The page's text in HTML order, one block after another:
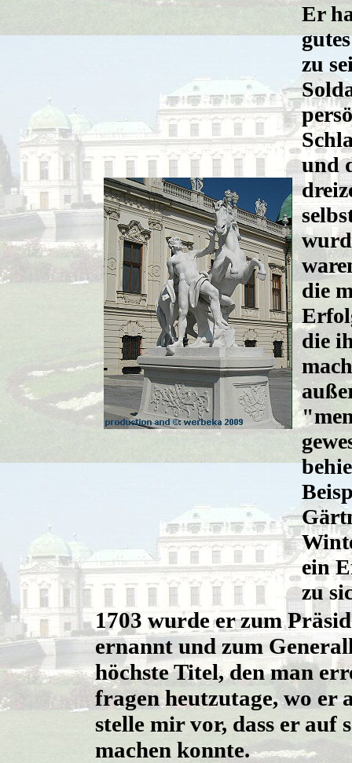
Er
zu
und
die
die
ein
zu
1703 wurde er zum
ernannt und zum
höchste Titel, den man
fragen heutzutage, wo er
stelle mir vor, dass er auf
machen konnte.